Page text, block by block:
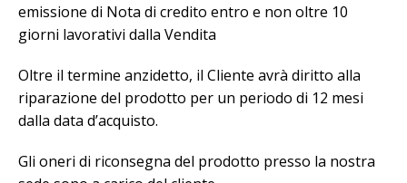
emissione di Nota di credito entro e non oltre 10
giorni lavorativi dalla Vendita
Oltre il termine anzidetto, il Cliente avrà diritto alla
riparazione del prodotto per un periodo di 12 mesi
dalla data d’acquisto.
Gli oneri di riconsegna del prodotto presso la nostra